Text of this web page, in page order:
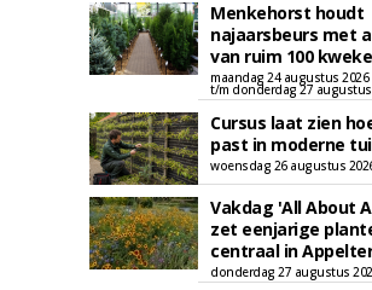
Menkehorst houdt
najaarsbeurs met
van ruim 100
maandag 24 augustus 2026
t/m donderdag 27 augustus
Cursus laat zien
past in moderne
woensdag 26 augustus
Vakdag 'All About
zet eenjarige
centraal in
donderdag 27 augustus